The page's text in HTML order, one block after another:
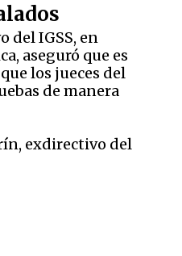
del IGSS, en
aseguró que es
los jueces del
de manera
exdirectivo del